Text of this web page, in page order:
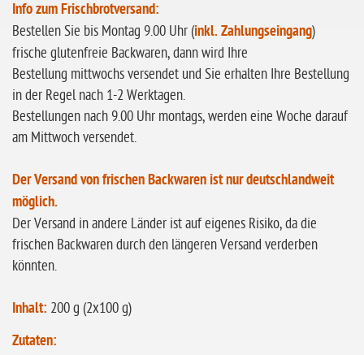
Sonnenblumen
ohne Palmöl
Info zum Frischbrotversand:
Bestellen Sie bis Montag 9.00 Uhr (inkl. Zahlungseingang)
frische glutenfreie Backwaren, dann wird Ihre
Bestellung mittwochs versendet und Sie erhalten Ihre Bestellung
in der Regel nach 1-2 Werktagen.
Bestellungen nach 9.00 Uhr montags, werden eine Woche darauf
am Mittwoch versendet.
Der Versand von frischen Backwaren ist nur deutschlandweit
möglich.
Der Versand in andere Länder ist auf eigenes Risiko, da die
frischen Backwaren durch den längeren Versand verderben
könnten.
Inhalt: 200 g (2x100 g)
Zutaten: